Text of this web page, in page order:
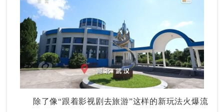
除了像“跟着影视剧去旅游”这样的新玩法火爆流